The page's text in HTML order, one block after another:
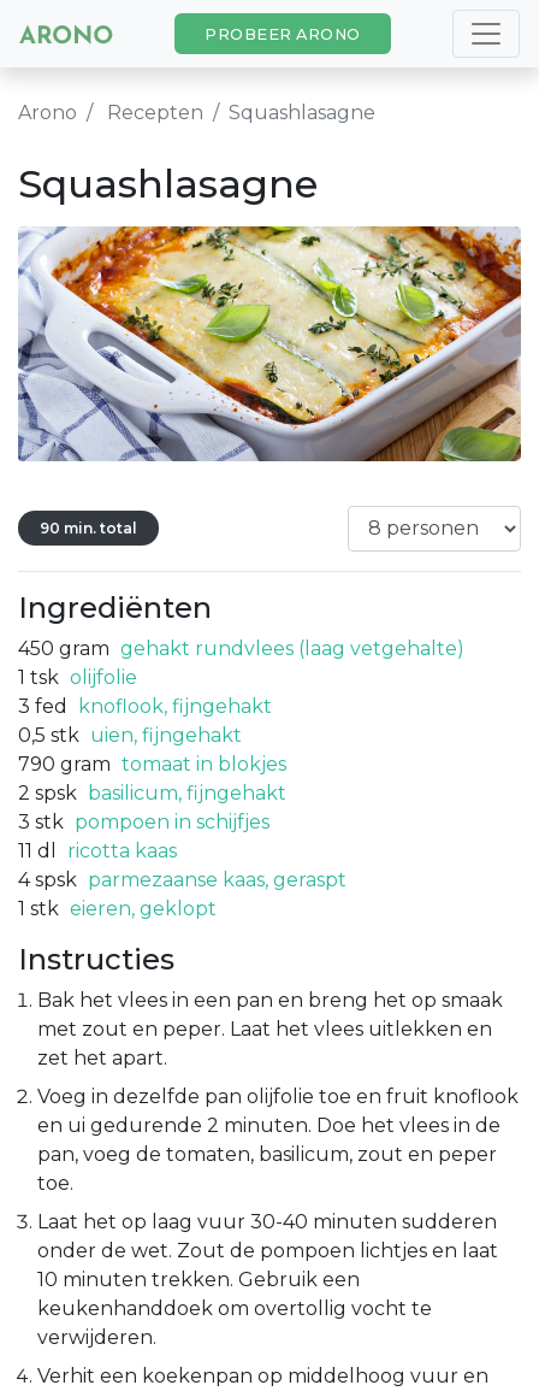
PROBEER ARONO
Arono Recepten Squashlasagne
Squashlasagne
90 min. total
Ingrediënten
450 gram gehakt rundvlees (laag vetgehalte)
1 tsk olijfolie
3 fed
knoflook, fijngehakt
0,5 stk uien, fijngehakt
790 gram tomaat in blokjes
2 spsk basilicum, fijngehakt
3 stk pompoen in schijfjes
11 dl
ricotta kaas
4 spsk parmezaanse kaas, geraspt
1 stk eieren, geklopt
Instructies
Bak het vlees in een pan en breng het op smaak
met zout en peper. Laat het vlees uitlekken en
zet het apart.
Voeg in dezelfde pan olijfolie toe en fruit knoflook
en ui gedurende 2 minuten. Doe het vlees in de
pan, voeg de tomaten, basilicum, zout en peper
toe.
Laat het op laag vuur 30-40 minuten sudderen
onder de wet. Zout de pompoen lichtjes en laat
10 minuten trekken. Gebruik een
keukenhanddoek om overtollig vocht te
verwijderen.
Verhit een koekenpan op middelhoog vuur en